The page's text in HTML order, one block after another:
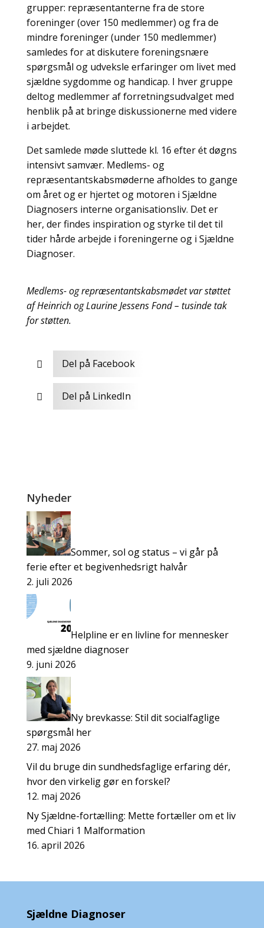
grupper: repræsentanterne fra de store
foreninger (over 150 medlemmer) og fra de
mindre foreninger (under 150 medlemmer)
samledes for at diskutere foreningsnære
spørgsmål og udveksle erfaringer om livet med
sjældne sygdomme og handicap. I hver gruppe
deltog medlemmer af forretningsudvalget med
henblik på at bringe diskussionerne med videre
i arbejdet.
Det samlede møde sluttede kl. 16 efter ét døgns
intensivt samvær. Medlems- og
repræsentantskabsmøderne afholdes to gange
om året og er hjertet og motoren i Sjældne
Diagnosers interne organisationsliv. Det er
her, der findes inspiration og styrke til det til
tider hårde arbejde i foreningerne og i Sjældne
Diagnoser.
Medlems- og repræsentantskabsmødet var støttet
af Heinrich og Laurine Jessens Fond – tusinde tak
for støtten.
 Del på Facebook
 Del på LinkedIn
Nyheder
Sommer, sol og status – vi går på
ferie efter et begivenhedsrigt halvår
2. juli 2026
Helpline er en livline for mennesker
med sjældne diagnoser
9. juni 2026
Ny brevkasse: Stil dit socialfaglige
spørgsmål her
27. maj 2026
Vil du bruge din sundhedsfaglige erfaring dér,
hvor den virkelig gør en forskel?
12. maj 2026
Ny Sjældne-fortælling: Mette fortæller om et liv
med Chiari 1 Malformation
16. april 2026
Sjældne Diagnoser